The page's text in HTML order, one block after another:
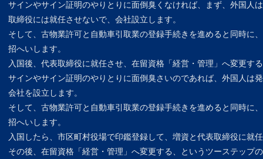
サインやサイン証明のやりとりに面倒臭くなければ、まず、外国人
取締役には就任させないで、会社設立します。
そして、古物業許可と自動車引取業の登録手続きを進めると同時に
招へいします。
入国後、代表取締役に就任させ、在留資格「経営・管理」へ変更す
サインやサイン証明のやりとりに面倒臭さいのであれば、外国人は
会社を設立します。
そして、古物業許可と自動車引取業の登録手続きを進めると同時に
招へいします。
入国したら、市区町村役場で印鑑登録して、増資と代表取締役に就
その後、在留資格「経営・管理」へ変更する、というツーステップ